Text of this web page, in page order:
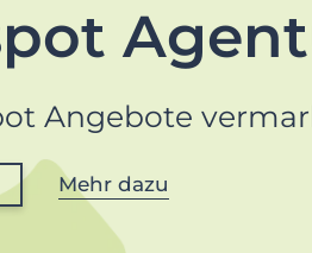
Angebote
Mehr dazu